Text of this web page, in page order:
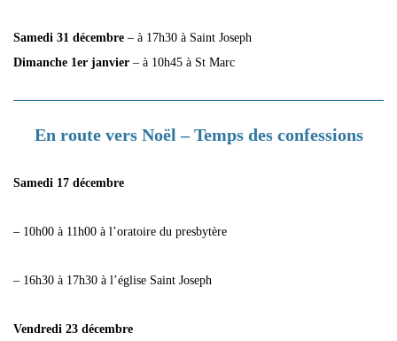
Samedi 31 décembre – à 17h30 à Saint Joseph
Dimanche 1er janvier – à 10h45 à St Marc
En route vers Noël – Temps des confessions
Samedi 17 décembre
– 10h00 à 11h00 à l’oratoire du presbytère
– 16h30 à 17h30 à l’église Saint Joseph
Vendredi 23 décembre